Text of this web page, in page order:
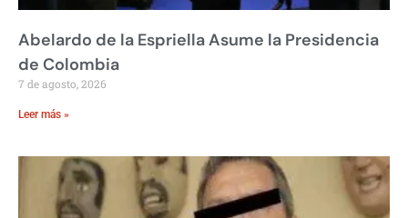
Abelardo de la Espriella Asume la Presidencia
de Colombia
7 de agosto, 2026
Leer más »